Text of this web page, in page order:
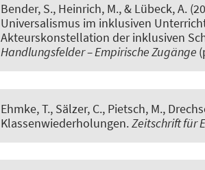
Bender, S., Heinrich, M., & Lübeck, A.
Universalismus im inklusiven
Akteurskonstellation der inklusiven
Handlungsfelder – Empirische Zugänge
Ehmke, T., Sälzer, C., Pietsch, M.,
Klassenwiederholungen.Zeitschrift für